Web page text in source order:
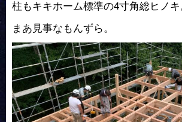
柱もキキホーム標準の4寸角総ヒノキ
まあ見事なもんずら。